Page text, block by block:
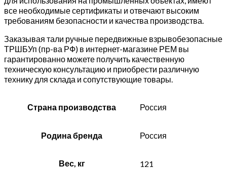
все необходимые сертификаты и отвечают высоким
требованиям безопасности и качества производства.
Заказывая тали ручные передвижные взрывобезопасные
ТРШБУп (пр-ва РФ) в интернет-магазине РЕМ вы
гарантированно можете получить качественную
техническую консультацию и приобрести различную
технику для склада и сопутствующие товары.
Страна производства Россия
Родина бренда Россия
Вес, кг 121